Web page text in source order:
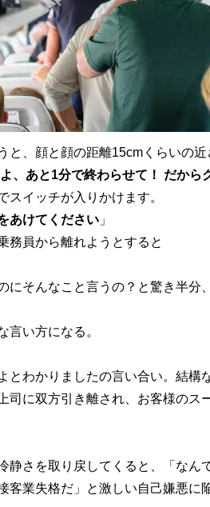
と、顔と顔の距離15cmくらいの近
、あと1分で終わらせて！ だか
スイッチが入りかけます。
あけてください 」
務員から離れようとすると
にそんなこと言うの？と驚き半分
言い方になる。
わかりましたの言い合い。結構
司に双方引き離され、お客様のス
さを取り戻してくると、「なん
客業失格だ」と激しい自己嫌悪に